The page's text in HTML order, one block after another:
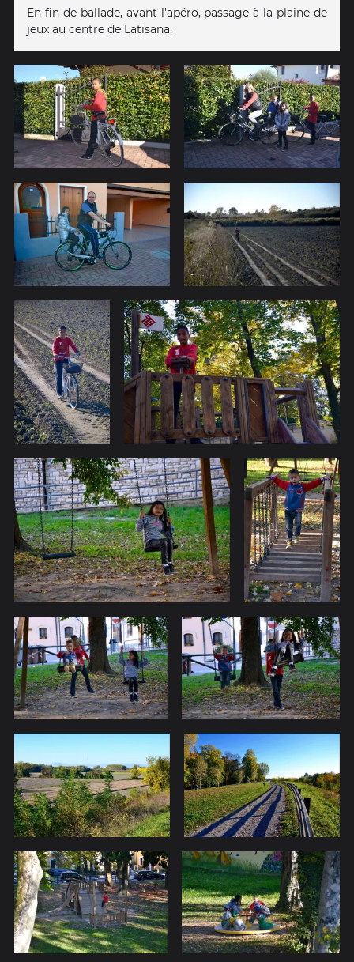
En fin de ballade, avant l'apéro, passage à la plaine de
jeux au centre de Latisana,